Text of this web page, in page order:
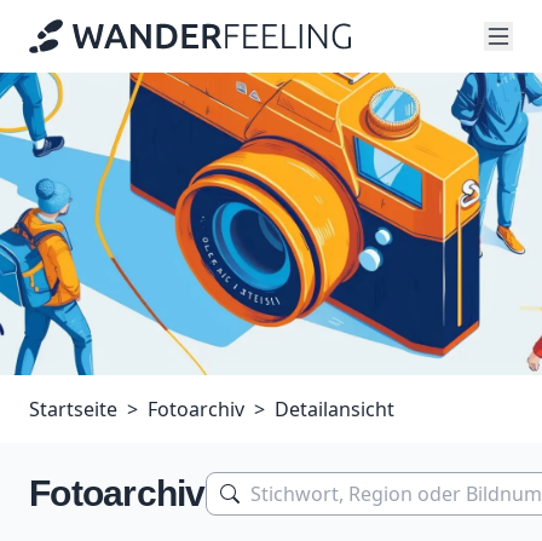
Startseite Fotoarchiv Detailansicht
Fotoarchiv